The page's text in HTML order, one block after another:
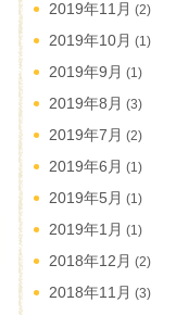
2019年11月 (2)
2019年10月 (1)
2019年9月 (1)
2019年8月 (3)
2019年7月 (2)
2019年6月 (1)
2019年5月 (1)
2019年1月 (1)
2018年12月 (2)
2018年11月 (3)